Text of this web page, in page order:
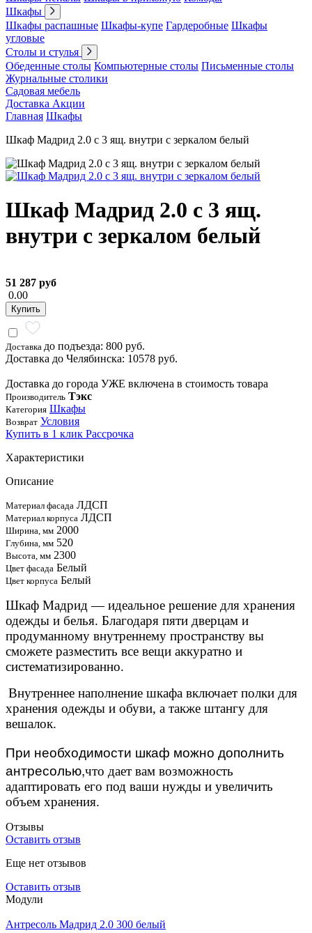
Шкафы
Шкафы распашные Шкафы-купе Гардеробные Шкафы
угловые
Столы и стулья
Обеденные столы Компьютерные столы Письменные столы
Журнальные столики
Садовая мебель
Доставка Акции
Главная Шкафы
Шкаф Мадрид 2.0 с 3 ящ. внутри с зеркалом белый
Шкаф Мадрид 2.0 с 3 ящ.
внутри с зеркалом белый
51 287 руб
0.00
Купить
Доставка до подъезда: 800 руб.
Доставка до Челябинска: 10578 руб.
Доставка до города УЖЕ включена в стоимость товара
Производитель Тэкс
Категория Шкафы
Возврат Условия
Купить в 1 клик Рассрочка
Характеристики
Описание
Материал фасада ЛДСП
Материал корпуса ЛДСП
Ширина, мм 2000
Глубина, мм 520
Высота, мм 2300
Цвет фасада Белый
Цвет корпуса Белый
Шкаф Мадрид — идеальное решение для хранения
одежды и белья. Благодаря пяти дверцам и
продуманному внутреннему пространству вы
сможете разместить все вещи аккуратно и
систематизированно.
Внутреннее наполнение шкафа включает полки для
хранения одежды и обуви, а также штангу для
вешалок.
При необходимости шкаф можно дополнить
антресолью,что дает вам возможность
адаптировать его под ваши нужды и увеличить
объем хранения.
Отзывы
Оставить отзыв
Еще нет отзывов
Оставить отзыв
Модули
Антресоль Мадрид 2.0 300 белый